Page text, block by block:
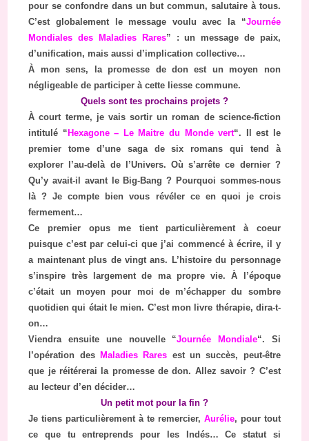
pour se confondre dans un but commun, salutaire à tous.
C’est globalement le message voulu avec la “Journée
Mondiales des Maladies Rares” : un message de paix,
d’unification, mais aussi d’implication collective…
À mon sens, la promesse de don est un moyen non
négligeable de participer à cette liesse commune.
Quels sont tes prochains projets ?
À court terme, je vais sortir un roman de science-fiction
intitulé “ Hexagone – Le Maitre du Monde vert“. Il est le
premier tome d’une saga de six romans qui tend à
explorer l’au-delà de l’Univers. Où s’arrête ce dernier ?
Qu’y avait-il avant le Big-Bang ? Pourquoi sommes-nous
là ? Je compte bien vous révéler ce en quoi je crois
fermement…
Ce premier opus me tient particulièrement à coeur
puisque c’est par celui-ci que j’ai commencé à écrire, il y
a maintenant plus de vingt ans. L’histoire du personnage
s’inspire très largement de ma propre vie. À l’époque
c’était un moyen pour moi de m’échapper du sombre
quotidien qui était le mien. C’est mon livre thérapie, dira-t-
on…
Viendra ensuite une nouvelle “Journée Mondiale“. Si
l’opération des Maladies Rares est un succès, peut-être
que je réitérerai la promesse de don. Allez savoir ? C’est
au lecteur d’en décider…
Un petit mot pour la fin ?
Je tiens particulièrement à te remercier, Aurélie, pour tout
ce que tu entreprends pour les Indés… Ce statut si